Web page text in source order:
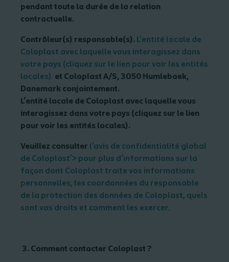
pendant toute la durée de la relation
contractuelle.
Contrôleur(s) responsable(s) . L'entité locale de
Coloplast avec laquelle vous interagissez dans
votre pays (cliquez sur le lien pour voir les entités
locales). et Coloplast A/S, 3050 Humlebaek,
Danemark conjointement.
L'entité locale de Coloplast avec laquelle vous
interagissez dans votre pays (cliquez sur le lien
pour voir les entités locales).
Veuillez consulter l'avis de confidentialité global
de Coloplast’> pour plus d'informations sur la
façon dont Coloplast traite vos informations
personnelles, les coordonnées du responsable
de la protection des données de Coloplast, quels
sont vos droits et comment les exercer.
Comment contacter Coloplast ?